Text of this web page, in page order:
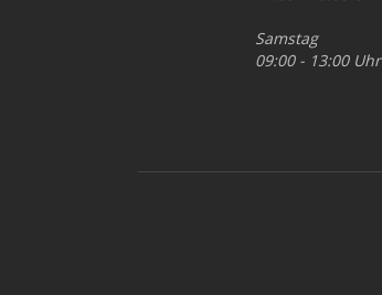
Samstag
09:00 - 13:00 Uhr